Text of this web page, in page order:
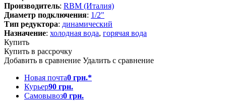
Производитель: RBM (Италия)
Диаметр подключения: 1/2"
Тип редуктора: динамический
Назначение: холодная вода, горячая вода
Купить
Купить в рассрочку
Добавить в сравнение Удалить с сравнение
Новая почта0 грн.*
Курьер90 грн.
Самовывоз0 грн.